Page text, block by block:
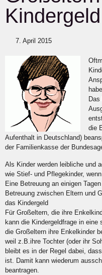
Kindergeld
7. April 2015
die
Aufenthalt in Deutschland)
der Familienkasse der
Als Kinder werden leibliche und
wie Stief- und Pflegekinder,
Eine Betreuung an einigen
Betreuung zwischen Eltern und
das Kindergeld
Für Großeltern, die ihre
kann die Kindergeldfrage in eine
die Großeltern ihre Enkelkinder
weil z.B.ihre Tochter (oder ihr
bleibt es in der Regel dabei,
ist. Damit kann wiederum
beantragen.